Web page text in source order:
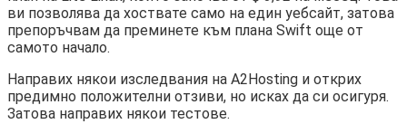
ви позволява да хоствате само на един уебсайт, затова
препоръчвам да преминете към плана Swift още от
самото начало.
Направих някои изследвания на A2Hosting и открих
предимно положителни отзиви, но исках да си осигуря.
Затова направих някои тестове.